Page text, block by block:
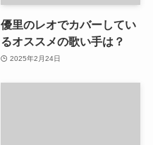
優里のレオでカバーしてい
るオススメの歌い手は？
2025年2月24日